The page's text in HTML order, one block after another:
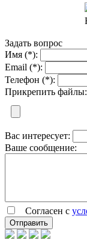
Задать вопрос
Имя (*):
Email (*):
Телефон (*):
Прикрепить файлы:
Вас интересует:
Ваше сообщение:
Согласен с